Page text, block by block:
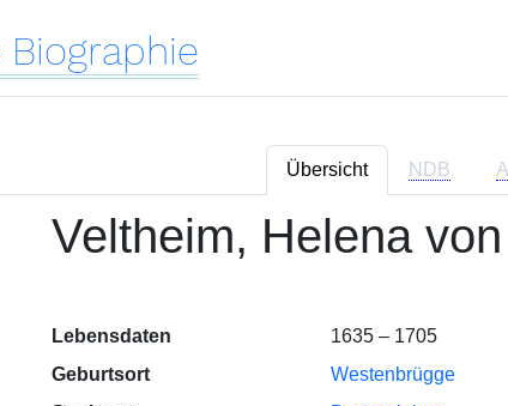
Biographie
Übersicht NDB
Veltheim, Helena von
Lebensdaten
1635 – 1705
Geburtsort
Westenbrügge